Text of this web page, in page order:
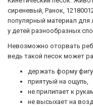
сиреневый, Ранок,
популярный материал для
у детей разнообразных
Невозможно оторвать
ведь такой песок может
держать форму
приятyый на ощупь,
не прилипает к
не высыхает на